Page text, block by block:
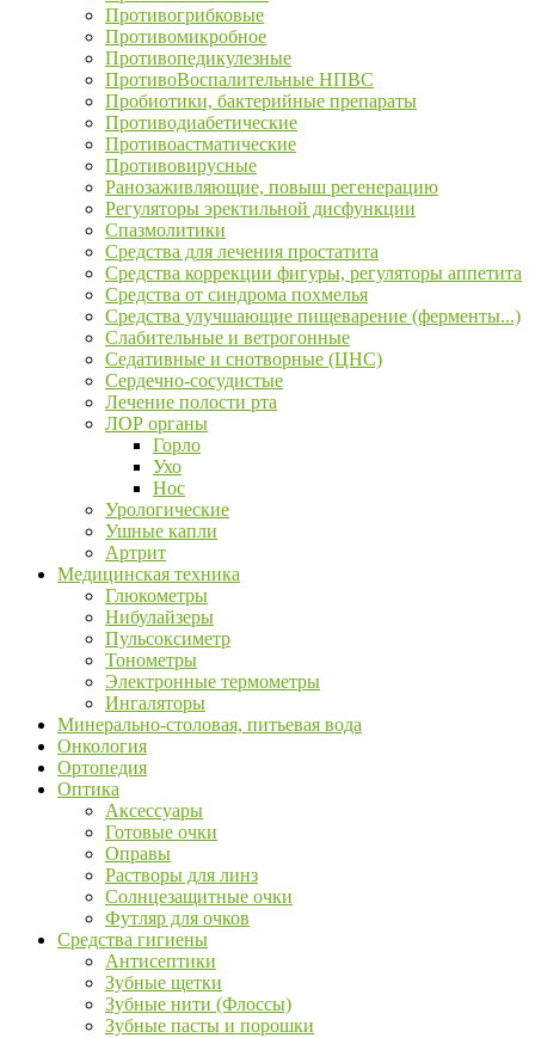
Противогрибковые
Противомикробное
Противопедикулезные
ПротивоВоспалительные НПВС
Пробиотики, бактерийные препараты
Противодиабетические
Противоастматические
Противовирусные
Ранозаживляющие, повыш регенерацию
Регуляторы эректильной дисфункции
Спазмолитики
Средства для лечения простатита
Средства коррекции фигуры, регуляторы аппетита
Средства от синдрома похмелья
Средства улучшающие пищеварение (ферменты...)
Слабительные и ветрогонные
Седативные и снотворные (ЦНС)
Сердечно-сосудистые
Лечение полости рта
ЛОР органы
Горло
Ухо
Нос
Урологические
Ушные капли
Артрит
Медицинская техника
Глюкометры
Нибулайзеры
Пульсоксиметр
Тонометры
Электронные термометры
Ингаляторы
Минерально-столовая, питьевая вода
Онкология
Ортопедия
Оптика
Аксессуары
Готовые очки
Оправы
Растворы для линз
Солнцезащитные очки
Футляр для очков
Средства гигиены
Антисептики
Зубные щетки
Зубные нити (Флоссы)
Зубные пасты и порошки